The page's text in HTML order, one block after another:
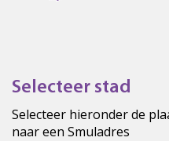
Selecteer stad
Selecteer hieronder de
naar een Smuladres